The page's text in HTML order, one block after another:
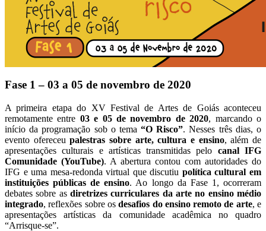
Fase 1 – 03 a 05 de novembro de 2020
A primeira etapa do XV Festival de Artes de Goiás aconteceu
remotamente entre 03 e 05 de novembro de 2020, marcando o
início da programação sob o tema“O Risco”. Nesses três dias, o
evento ofereceupalestras sobre arte, cultura e ensino, além de
apresentações culturais e artísticas transmitidas pelo canal IFG
Comunidade (YouTube). A abertura contou com autoridades do
IFG e uma mesa-redonda virtual que discutiu política cultural em
instituições públicas de ensino. Ao longo da Fase 1, ocorreram
debates sobre as diretrizes curriculares da arte no ensino médio
integrado, reflexões sobre osdesafios do ensino remoto de arte, e
apresentações artísticas da comunidade acadêmica no quadro
“Arrisque-se”.